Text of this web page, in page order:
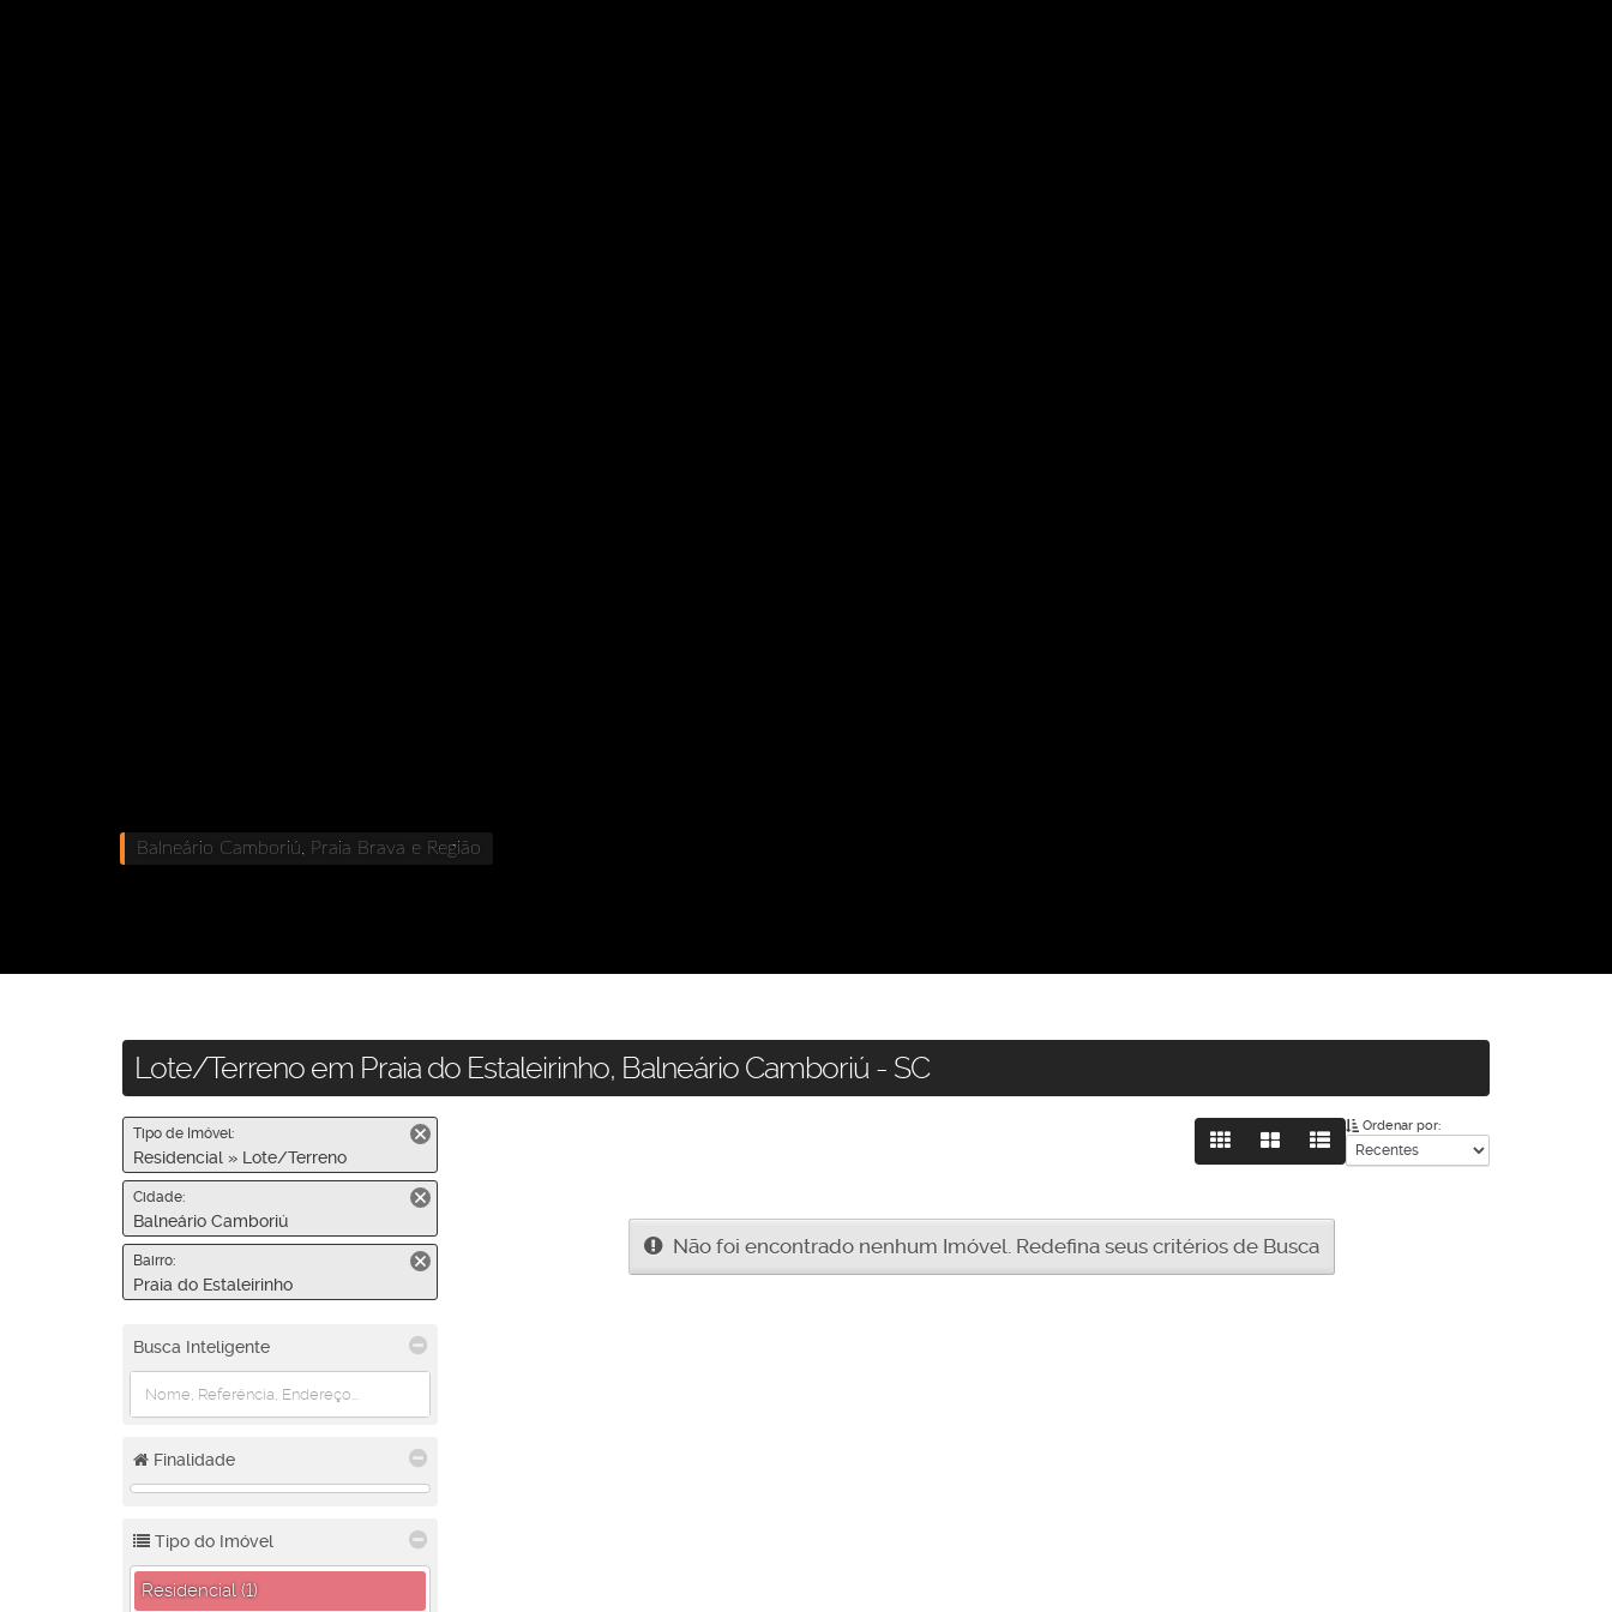
Balneário Camboriú, Praia Brava e Região
Lote/Terreno em Praia do Estaleirinho, Balneário Camboriú - SC
Tipo de Imóvel:
Residencial » Lote/Terreno
Cidade:
Balneário Camboriú
Bairro:
Praia do Estaleirinho
Busca Inteligente
Finalidade
Tipo do Imóvel
Residencial (1)
Ordenar por:
Não foi encontrado nenhum Imóvel. Redefina seus critérios de Busca